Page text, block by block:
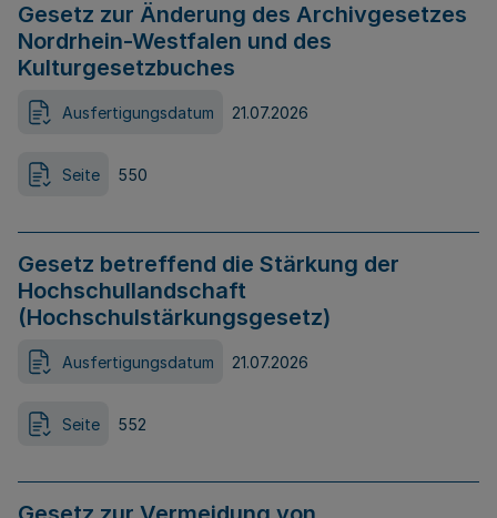
Gesetz zur Änderung des Archivgesetzes
Nordrhein-Westfalen und des
Kulturgesetzbuches
Ausfertigungsdatum 21.07.2026
Seite 550
Gesetz betreffend die Stärkung der
Hochschullandschaft
(Hochschulstärkungsgesetz)
Ausfertigungsdatum 21.07.2026
Seite 552